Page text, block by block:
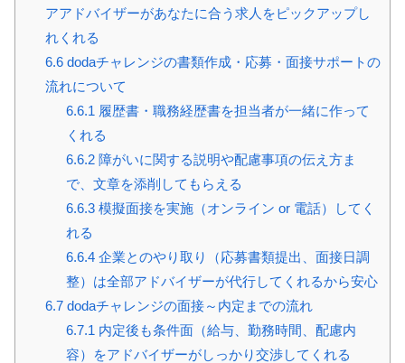
アアドバイザーがあなたに合う求人をピックアップし
れくれる
6.6dodaチャレンジの書類作成・応募・面接サポートの
流れについて
6.6.1 履歴書・職務経歴書を担当者が一緒に作って
くれる
6.6.2障がいに関する説明や配慮事項の伝え方ま
で、文章を添削してもらえる
6.6.3模擬面接を実施（オンライン or 電話）してく
れる
6.6.4企業とのやり取り（応募書類提出、面接日調
整）は全部アドバイザーが代行してくれるから安心
6.7dodaチャレンジの面接～内定までの流れ
6.7.1 内定後も条件面（給与、勤務時間、配慮内
容）をアドバイザーがしっかり交渉してくれる